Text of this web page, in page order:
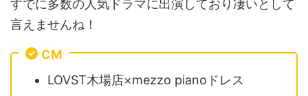
すでに多数の人気ドラマに出演しており凄いとして
言えませんね！
CM
LOVST木場店×mezzo pianoドレス